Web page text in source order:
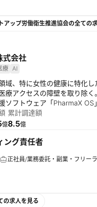
アップ労働衛生推進協会の全ての
式会社
療 AI
域、特に女性の健康に特化
療アクセスの障壁を取り除
ソフトウェア「PharmaX
。
億
累計調達額
8.5億
ング責任者
正社員/業務委託・副業・フリー
の求人を見る